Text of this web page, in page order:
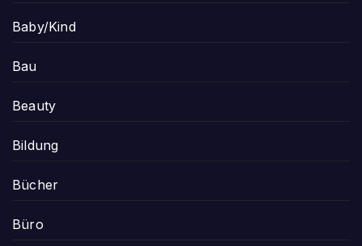
Baby/Kind
Bau
Beauty
Bildung
Bücher
Büro